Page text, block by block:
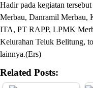
Hadir pada kegiatan
Merbau, Danramil Merbau,
ITA, PT RAPP, LPMK
Kelurahan Teluk Belitung,
lainnya.(Ers)
Related Posts: